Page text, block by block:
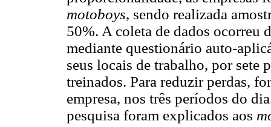
motoboys, sendo realizada
50%. A coleta de dados ocorreu
mediante questionário auto-
seus locais de trabalho, por sete
treinados. Para reduzir perdas,
empresa, nos três períodos do
pesquisa foram explicados aos